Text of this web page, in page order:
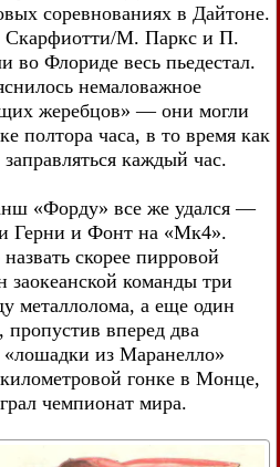
соревнованиях в Дайтоне.
М. Паркс и П.
во Флориде весь пьедестал.
немаловажное
жеребцов» — они могли
полтора часа, в то время как
каждый час.
«Форду» все же удался —
Герни и Фонт на «Мк4».
скорее пирровой
команды три
металлолома, а еще один
вперед два
из Маранелло»
гонке в Монце,
чемпионат мира.